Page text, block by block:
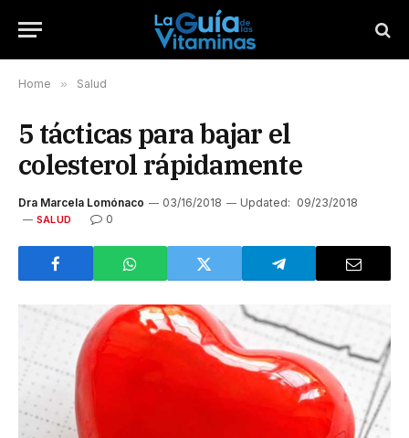
Home » Salud
5 tácticas para bajar el
colesterol rápidamente
Dra Marcela Lomónaco 03/16/2018 Updated: 09/23/2018
SALUD 0